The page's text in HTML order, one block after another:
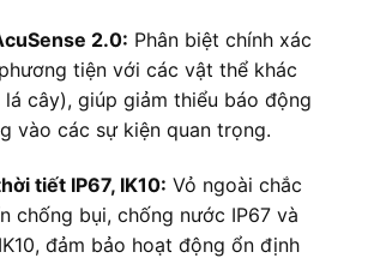
2.0: Phân biệt chính xác
tiện với các vật thể khác
cây), giúp giảm thiểu báo động
vào các sự kiện quan trọng.
tiết IP67, IK10: Vỏ ngoài chắc
chống bụi, chống nước IP67 và
đảm bảo hoạt động ổn định